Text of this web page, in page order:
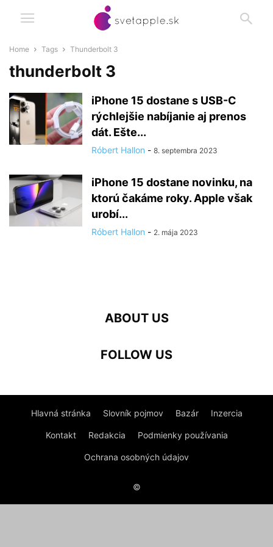
Home Tags Thunderbolt 3
thunderbolt 3
iPhone 15 dostane s USB-C
rýchlejšie nabíjanie aj prenos
dát. Ešte...
Róbert Hallon - 8. septembra 2023
iPhone 15 dostane novinku, na
ktorú čakáme roky. Apple však
urobí...
Róbert Hallon - 2. mája 2023
ABOUT US
FOLLOW US
Hlavná stránka Slovník pojmov Bazár Inzercia
Kontakt Redakcia Podmienky používania
Ochrana osobných údajov
©